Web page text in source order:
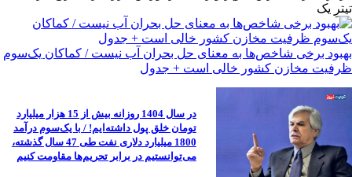
تیترِ یک
بهبود برخی شاخص‌ها به معنای حل بحران آب نیست / کماکان یک‌سوم
ظرفیت مخازن کشور خالی است + جدول
در سال 1404 روزانه بیش از 15 هزار میلیارد
تومان خلق پول داشته‌ایم! / با یک‌سوم درآمد
1800 میلیارد دلاری نفت طی 47 سال گذشته،
می‌توانستیم در برابر تحریم‌ها مقاومت کنیم